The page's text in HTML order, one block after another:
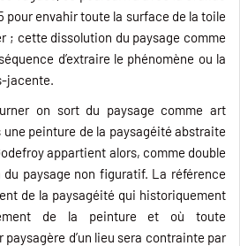
pour envahir toute la surface de la toile
; cette dissolution du paysage comme
d’extraire le phénomène ou la
jacente.
on sort du paysage comme art
peinture de la paysagéité abstraite
appartient alors, comme double
paysage non figuratif. La référence
de la paysagéité qui historiquement
de la peinture et où toute
d’un lieu sera contrainte par